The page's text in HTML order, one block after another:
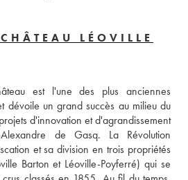
LÉOVILLE
est l'une des plus anciennes
dévoile un grand succès au milieu du
d'innovation et d'agrandissement
de Gasq. La Révolution
et sa division en trois propriétés
Barton et Léoville-Poyferré) qui se